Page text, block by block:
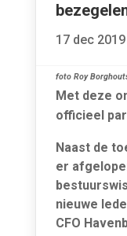
17 dec 2019
foto Roy
Met deze
officieel
Naast de
er
nieuwe
CFO